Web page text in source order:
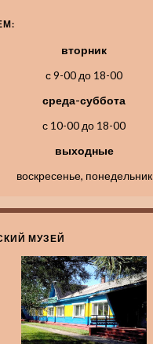
вторник
с 9-00 до 18-00
среда-суббота
с 10-00 до 18-00
выходные
воскресенье, понедельник
МУЗЕЙ